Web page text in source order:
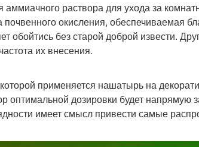
раствора для ухода за
окисления, обеспечиваемая
обойтись без старой доброй извести.
их внесения.
применяется нашатырь на
дозировки будет напрямую
имеет смысл привести самые